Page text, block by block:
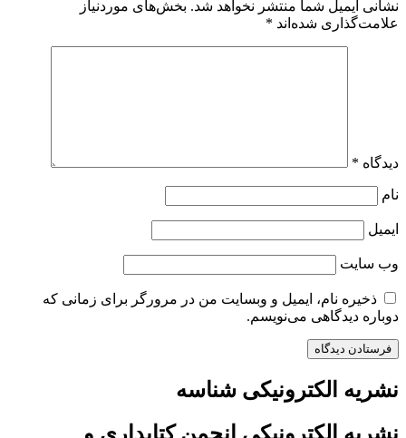
نشانی ایمیل شما منتشر نخواهد شد. بخش‌های موردنیاز
علامت‌گذاری شده‌اند *
دیدگاه *
نام
ایمیل
وب‌ سایت
ذخیره نام، ایمیل و وبسایت من در مرورگر برای زمانی که
دوباره دیدگاهی می‌نویسم.
نشریه الکترونیکی شناسه
نشریه الکترونیکی انجمن کتابداری و